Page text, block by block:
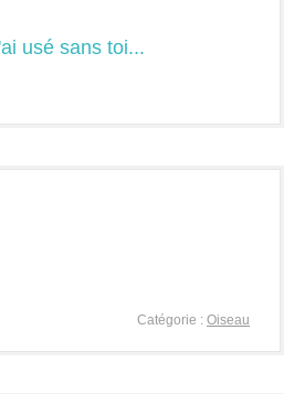
usé sans toi...
Catégorie : Oiseau